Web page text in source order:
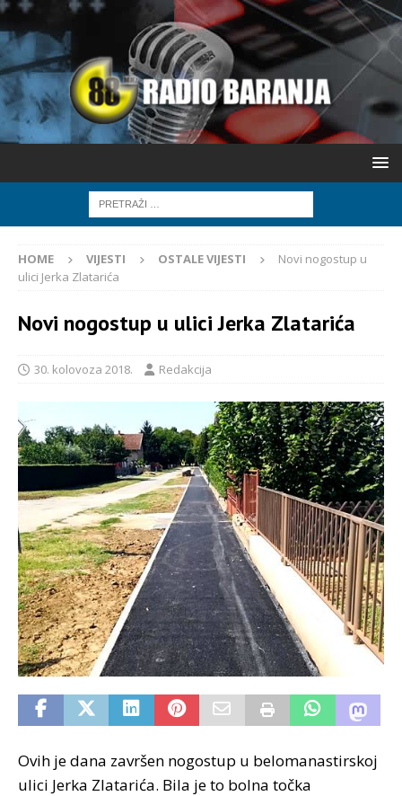
HOME VIJESTI OSTALE VIJESTI
Novi nogostup u
ulici Jerka Zlatarića
Novi nogostup u ulici Jerka Zlatarića
30. kolovoza 2018. Redakcija
Ovih je dana završen nogostup u belomanastirskoj
ulici Jerka Zlatarića. Bila je to bolna točka